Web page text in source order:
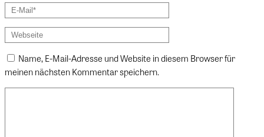
Name, E-Mail-Adresse und Website in diesem Browser für
meinen nächsten Kommentar speichern.